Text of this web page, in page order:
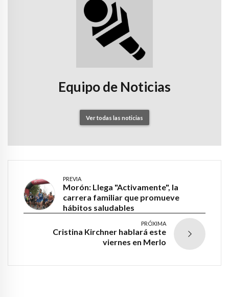
Equipo de Noticias
Ver todas las noticias
PREVIA
Morón: Llega "Activamente", la
carrera familiar que promueve
hábitos saludables
PRÓXIMA
Cristina Kirchner hablará este
viernes en Merlo